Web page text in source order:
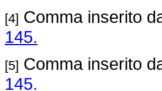
[4] Comma inserito
145.
[5] Comma inserito
145.